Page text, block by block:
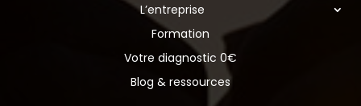
L’entreprise
Formation
Votre diagnostic 0€
Blog & ressources